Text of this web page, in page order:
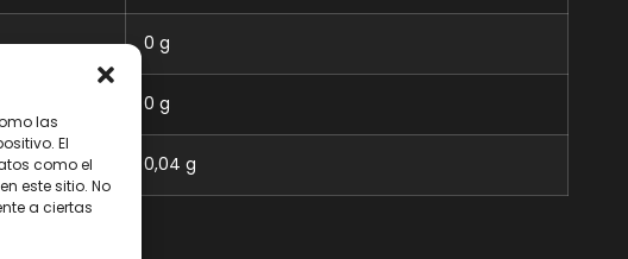
las
El
como el
este sitio. No
a ciertas
0 g
0 g
0,04 g